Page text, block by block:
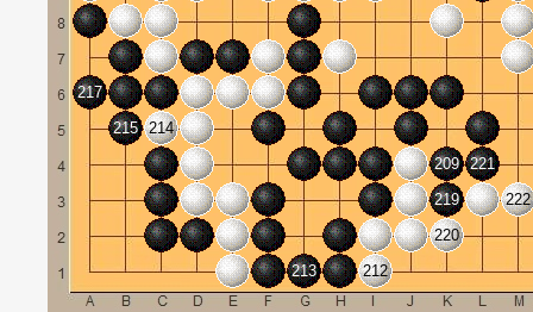
209
212
213
214
215
217
219
220
221
222